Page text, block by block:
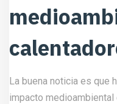
La buena noticia es que
impacto